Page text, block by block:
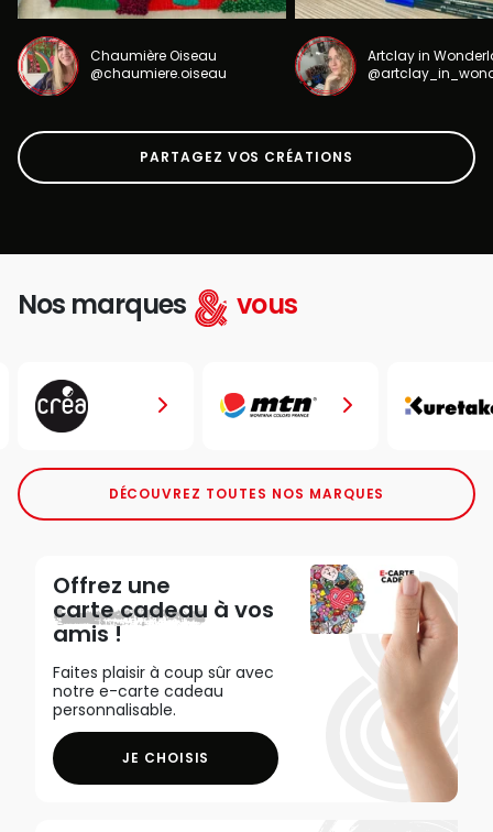
Chaumière Oiseau
@chaumiere.oiseau
Artclay in
PARTAGEZ VOS CRÉATIONS
Nos marques vous
DÉCOUVREZ TOUTES NOS MARQUES
Offrez une
carte cadeau à vos
amis !
Faites plaisir à coup sûr avec
notre e-carte cadeau
personnalisable.
JE CHOISIS